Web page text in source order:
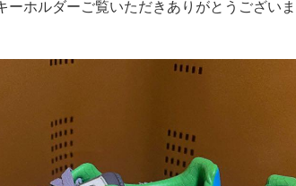
ーホルダーご覧いただきありがとうござい